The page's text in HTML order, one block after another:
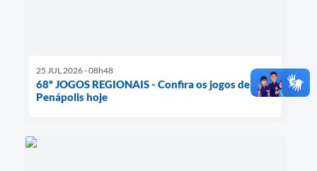
25 JUL 2026 - 08h48
68º JOGOS REGIONAIS - Confira os jogos de
Penápolis hoje